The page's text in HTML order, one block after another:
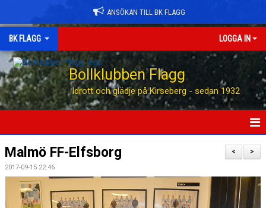
ANSÖKAN TILL BK FLAGG
BK FLAGG LOGGA IN
Bollklubben Flagg
Idrott och glädje på Kirseberg - sedan 1932
HEM
ANSÖK TILL BK FLAGG
STÖTTA BK FLAGG
>
<
Malmö FF-Elfsborg
2017-09-15 22:46